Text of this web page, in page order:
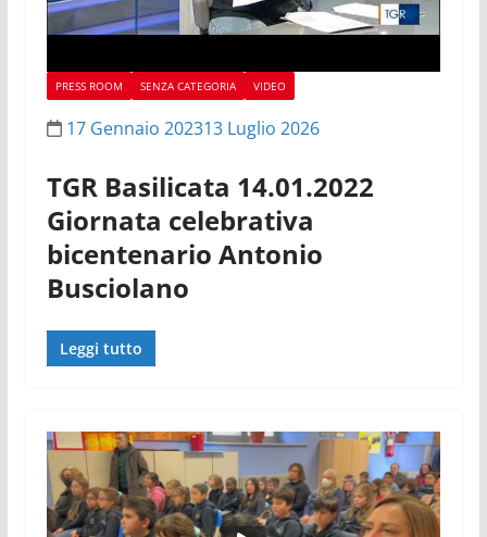
PRESS ROOM SENZA CATEGORIA VIDEO
17 Gennaio 202313 Luglio 2026
TGR Basilicata 14.01.2022
Giornata celebrativa
bicentenario Antonio
Busciolano
Leggi tutto